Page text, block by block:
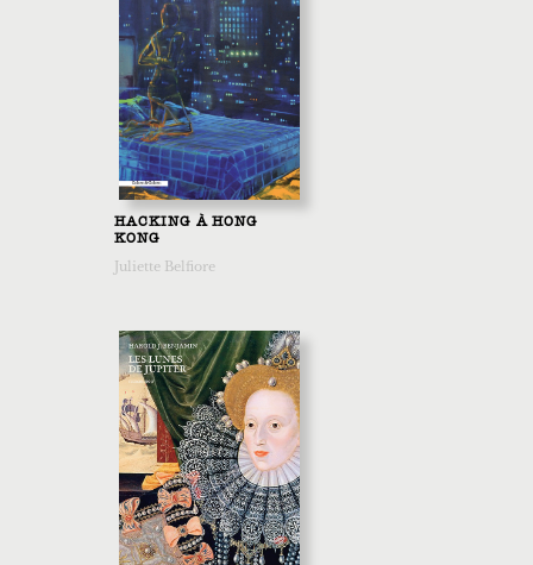
HACKING À HONG
KONG
Juliette Belfiore